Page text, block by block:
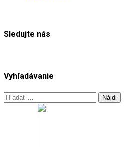
Sledujte nás
Vyhľadávanie
Hľadať: